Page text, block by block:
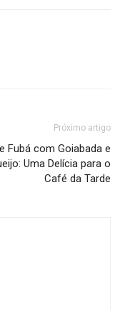
Próximo artigo
Fubá com Goiabada e
Uma Delícia para o
Café da Tarde